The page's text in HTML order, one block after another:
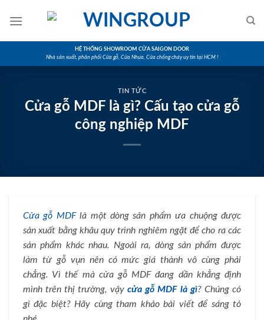
HỆ THỐNG SHOWROOM CỬA SAIGON DOOR
Nhà sản xuất, phân phối Cửa gỗ, Cửa Nhựa, Cửa chống cháy uy tín tại HCM !
TIN TỨC
Cửa gỗ MDF là gì? Cấu tạo cửa gỗ
công nghiệp MDF
Cửa gỗ MDFlà một dòng sản phẩm ưa chuộng được
sản xuất bằng khâu quy trình nghiêm ngặt để cho ra các
sản phẩm khác nhau. Ngoài ra, dòng sản phẩm được
làm từ gỗ vụn nên có mức giá thành vô cùng phải
chẳng. Vì thế mà cửa gỗ MDF đang dần khẳng định
mình trên thị trường, vậy cửa gỗ MDF là gì? Chúng có
gì đặc biệt? Hãy cùng tham khảo bài viết để sáng tỏ